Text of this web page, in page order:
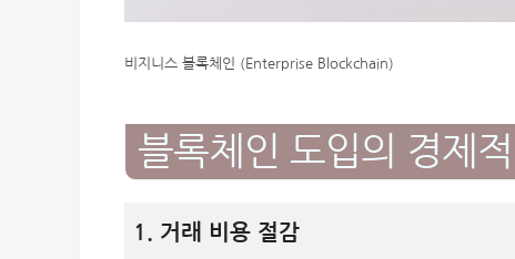
비지니스 블록체인 (Enterprise Blockchain)
블록체인 도입의 경제
1. 거래 비용 절감